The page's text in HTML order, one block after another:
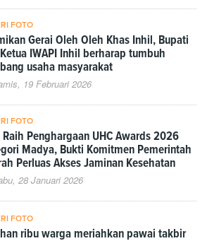
FOTO
Gerai Oleh Oleh Khas Inhil, Bupati
IWAPI Inhil berharap tumbuh
usaha masyarakat
19 Februari 2026
FOTO
Raih Penghargaan UHC Awards 2026
Madya, Bukti Komitmen Pemerintah
Perluas Akses Jaminan Kesehatan
28 Januari 2026
FOTO
ribu warga meriahkan pawai takbir